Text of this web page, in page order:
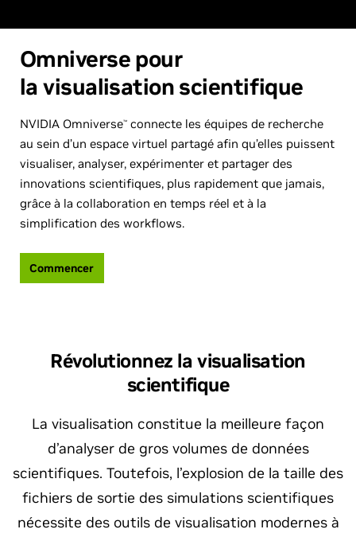
Omniverse pour
la visualisation scientifique
NVIDIA Omniverse™ connecte les équipes de recherche
au sein d’un espace virtuel partagé afin qu’elles puissent
visualiser, analyser, expérimenter et partager des
innovations scientifiques, plus rapidement que jamais,
grâce à la collaboration en temps réel et à la
simplification des workflows.
Commencer
Révolutionnez la visualisation
scientifique
La visualisation constitue la meilleure façon
d’analyser de gros volumes de données
scientifiques. Toutefois, l’explosion de la taille des
fichiers de sortie des simulations scientifiques
nécessite des outils de visualisation modernes à